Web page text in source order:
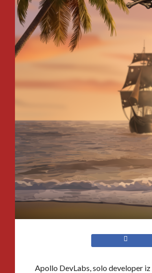
Apollo DevLabs, solo developer iz